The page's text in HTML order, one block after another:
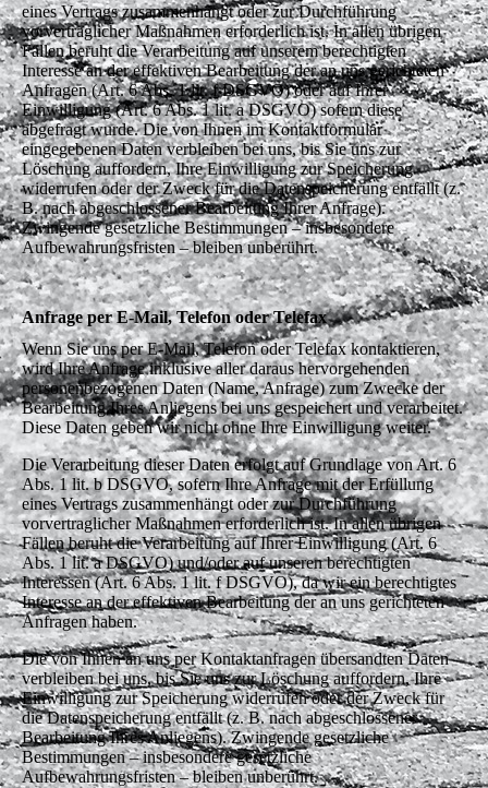
eines Vertrags zusammenhängt oder zur Durchführung
vorvertraglicher Maßnahmen erforderlich ist. In allen übrigen
Fällen beruht die Verarbeitung auf unserem berechtigten
Interesse an der effektiven Bearbeitung der an uns gerichteten
Anfragen (Art. 6 Abs. 1 lit. f DSGVO) oder auf Ihrer
Einwilligung (Art. 6 Abs. 1 lit. a DSGVO) sofern diese
abgefragt wurde. Die von Ihnen im Kontaktformular
eingegebenen Daten verbleiben bei uns, bis Sie uns zur
Löschung auffordern, Ihre Einwilligung zur Speicherung
widerrufen oder der Zweck für die Datenspeicherung entfällt (z.
B. nach abgeschlossener Bearbeitung Ihrer Anfrage).
Zwingende gesetzliche Bestimmungen – insbesondere
Aufbewahrungsfristen – bleiben unberührt.
Anfrage per E-Mail, Telefon oder Telefax
Wenn Sie uns per E-Mail, Telefon oder Telefax kontaktieren,
wird Ihre Anfrage inklusive aller daraus hervorgehenden
personenbezogenen Daten (Name, Anfrage) zum Zwecke der
Bearbeitung Ihres Anliegens bei uns gespeichert und verarbeitet.
Diese Daten geben wir nicht ohne Ihre Einwilligung weiter.
Die Verarbeitung dieser Daten erfolgt auf Grundlage von Art. 6
Abs. 1 lit. b DSGVO, sofern Ihre Anfrage mit der Erfüllung
eines Vertrags zusammenhängt oder zur Durchführung
vorvertraglicher Maßnahmen erforderlich ist. In allen übrigen
Fällen beruht die Verarbeitung auf Ihrer Einwilligung (Art. 6
Abs. 1 lit. a DSGVO) und/oder auf unseren berechtigten
Interessen (Art. 6 Abs. 1 lit. f DSGVO), da wir ein berechtigtes
Interesse an der effektiven Bearbeitung der an uns gerichteten
Anfragen haben.
Die von Ihnen an uns per Kontaktanfragen übersandten Daten
verbleiben bei uns, bis Sie uns zur Löschung auffordern, Ihre
Einwilligung zur Speicherung widerrufen oder der Zweck für
die Datenspeicherung entfällt (z. B. nach abgeschlossener
Bearbeitung Ihres Anliegens). Zwingende gesetzliche
Bestimmungen – insbesondere gesetzliche
Aufbewahrungsfristen – bleiben unberührt.